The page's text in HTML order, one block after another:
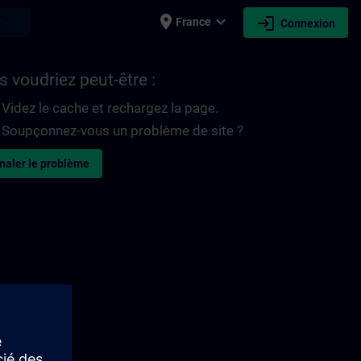
place France expand_more login Connexion
voudriez peut-être :
Videz le cache et rechargez la page.
Soupçonnez-vous un problème de site ?
le problème